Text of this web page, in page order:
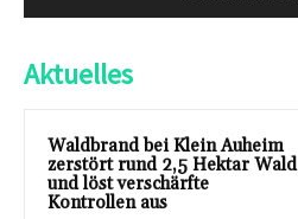
Aktuelles
Waldbrand bei Klein Auheim
zerstört rund 2,5 Hektar Wald
und löst verschärfte
Kontrollen aus